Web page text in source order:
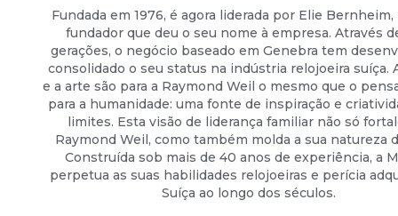
Fundada em 1976, é agora liderada por Elie
fundador que deu o seu nome à empresa. Através
gerações, o negócio baseado em Genebra tem
consolidado o seu status na indústria relojoeira suíça.
e a arte são para a Raymond Weil o mesmo que o
para a humanidade: uma fonte de inspiração e
limites. Esta visão de liderança familiar não só
Raymond Weil, como também molda a sua natureza
Construída sob mais de 40 anos de experiência, a
perpetua as suas habilidades relojoeiras e perícia
Suíça ao longo dos séculos.